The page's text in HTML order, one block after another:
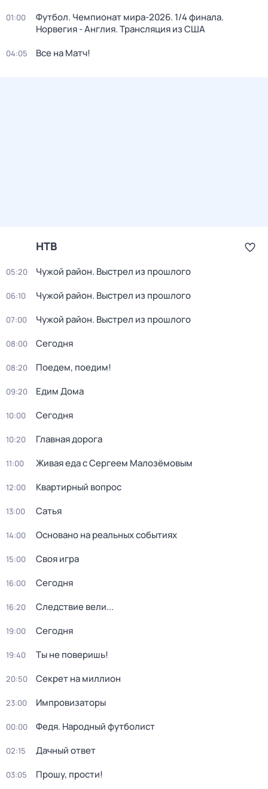
01:00
Футбол. Чемпионат мира-2026. 1/4 финала.
Норвегия - Англия. Трансляция из США
04:05 Все на Матч!
НТВ
05:20 Чужой район. Выстрел из прошлого
06:10 Чужой район. Выстрел из прошлого
07:00 Чужой район. Выстрел из прошлого
08:00 Сегодня
08:20 Поедем, поедим!
09:20 Едим Дома
10:00 Сегодня
10:20 Главная дорога
11:00 Живая еда с Сергеем Малозёмовым
12:00 Квартирный вопрос
13:00 Сатья
14:00 Основано на реальных событиях
15:00 Своя игра
16:00 Сегодня
16:20 Следствие вели...
19:00 Сегодня
19:40 Ты не поверишь!
20:50 Секрет на миллион
23:00 Импровизаторы
00:00 Федя. Народный футболист
02:15 Дачный ответ
03:05 Прошу, прости!